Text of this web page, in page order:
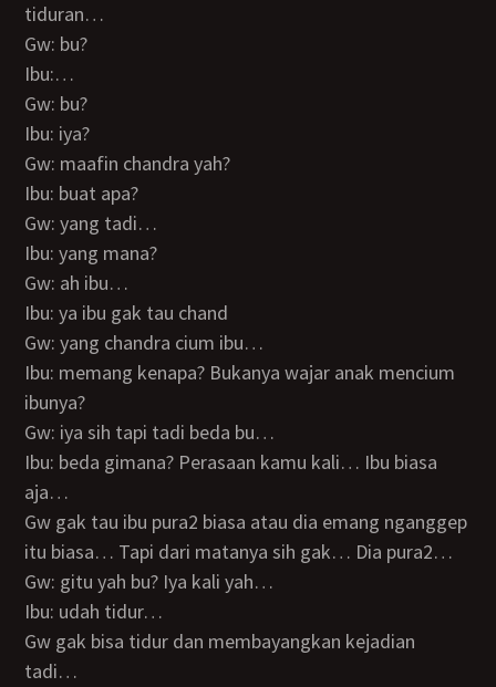
tiduran…
Gw: bu?
Ibu:…
Gw: bu?
Ibu: iya?
Gw: maafin chandra yah?
Ibu: buat apa?
Gw: yang tadi…
Ibu: yang mana?
Gw: ah ibu…
Ibu: ya ibu gak tau chand
Gw: yang chandra cium ibu…
Ibu: memang kenapa? Bukanya wajar anak mencium
ibunya?
Gw: iya sih tapi tadi beda bu…
Ibu: beda gimana? Perasaan kamu kali… Ibu biasa
aja…
Gw gak tau ibu pura2 biasa atau dia emang nganggep
itu biasa… Tapi dari matanya sih gak… Dia pura2…
Gw: gitu yah bu? Iya kali yah…
Ibu: udah tidur…
Gw gak bisa tidur dan membayangkan kejadian
tadi…